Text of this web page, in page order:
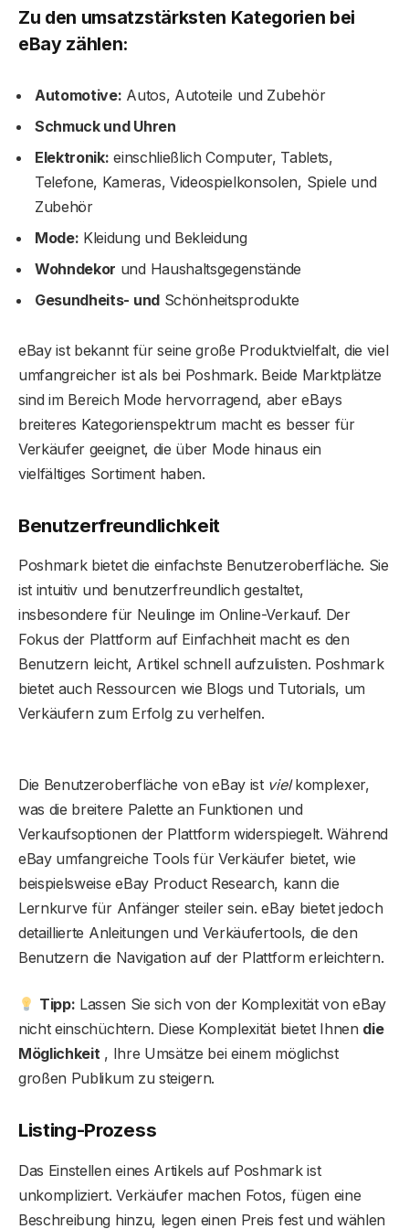
Zu den umsatzstärksten Kategorien bei
eBay zählen:
Automotive: Autos, Autoteile und Zubehör
Schmuck und Uhren
Elektronik: einschließlich Computer, Tablets,
Telefone, Kameras, Videospielkonsolen, Spiele und
Zubehör
Mode: Kleidung und Bekleidung
Wohndekor und Haushaltsgegenstände
Gesundheits- undSchönheitsprodukte
eBay ist bekannt für seine große Produktvielfalt, die viel
umfangreicher ist als bei Poshmark. Beide Marktplätze
sind im Bereich Mode hervorragend, aber eBays
breiteres Kategorienspektrum macht es besser für
Verkäufer geeignet, die über Mode hinaus ein
vielfältiges Sortiment haben.
Benutzerfreundlichkeit
Poshmark bietet die einfachste Benutzeroberfläche. Sie
ist intuitiv und benutzerfreundlich gestaltet,
insbesondere für Neulinge im Online-Verkauf. Der
Fokus der Plattform auf Einfachheit macht es den
Benutzern leicht, Artikel schnell aufzulisten. Poshmark
bietet auch Ressourcen wie Blogs und Tutorials, um
Verkäufern zum Erfolg zu verhelfen.
Die Benutzeroberfläche von eBay ist vielkomplexer,
was die breitere Palette an Funktionen und
Verkaufsoptionen der Plattform widerspiegelt. Während
eBay umfangreiche Tools für Verkäufer bietet, wie
beispielsweise eBay Product Research, kann die
Lernkurve für Anfänger steiler sein. eBay bietet jedoch
detaillierte Anleitungen und Verkäufertools, die den
Benutzern die Navigation auf der Plattform erleichtern.
Tipp: Lassen Sie sich von der Komplexität von eBay
nicht einschüchtern. Diese Komplexität bietet Ihnen die
Möglichkeit, Ihre Umsätze bei einem möglichst
großen Publikum zu steigern.
Listing-Prozess
Das Einstellen eines Artikels auf Poshmark ist
unkompliziert. Verkäufer machen Fotos, fügen eine
Beschreibung hinzu, legen einen Preis fest und wählen